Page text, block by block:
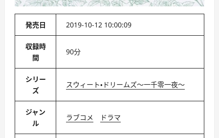
発売日 2019-10-12 10:00:09
収録時
間
90分
シリー
ズ
スウィート・ドリームズ〜一千零一夜〜
ジャン
ル
ラブコメ ドラマ